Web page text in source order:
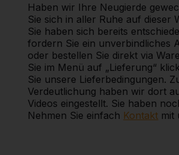
Haben wir Ihre Neugierde
Sie sich in aller Ruhe auf dieser
Sie haben sich bereits
fordern Sie ein unverbindliches
oder bestellen Sie direkt via
Sie im Menü auf „Lieferung“
Sie unsere Lieferbedingungen.
Verdeutlichung haben wir dort
Videos eingestellt. Sie haben
Nehmen Sie einfach Kontakt mit